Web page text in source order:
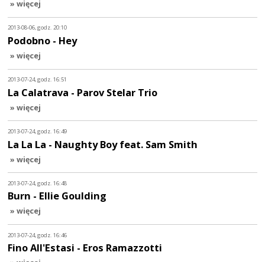
» więcej
2013-08-06, godz. 20:10
Podobno - Hey
» więcej
2013-07-24, godz. 16:51
La Calatrava - Parov Stelar Trio
» więcej
2013-07-24, godz. 16:49
La La La - Naughty Boy feat. Sam Smith
» więcej
2013-07-24, godz. 16:48
Burn - Ellie Goulding
» więcej
2013-07-24, godz. 16:46
Fino All'Estasi - Eros Ramazzotti